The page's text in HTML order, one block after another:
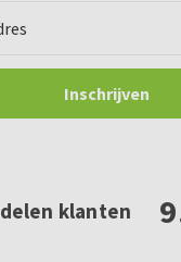
klanten